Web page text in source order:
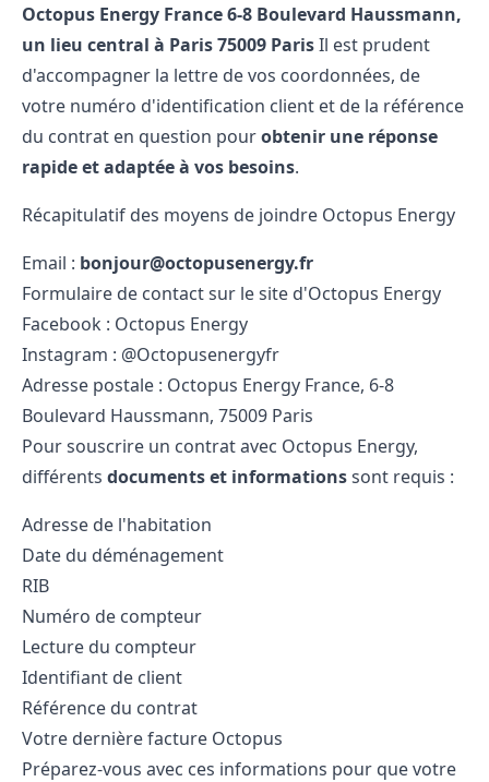
Octopus Energy France6-8 Boulevard Haussmann,
un lieu central à Paris75009 ParisIl est prudent
d'accompagner la lettre de vos coordonnées, de
votre numéro d'identification client et de la référence
du contrat en question pourobtenir une réponse
rapide et adaptée à vos besoins.
Récapitulatif des moyens de joindre Octopus Energy
Email : bonjour@octopusenergy.fr
Formulaire de contact sur le site d'Octopus Energy
Facebook : Octopus Energy
Instagram : @Octopusenergyfr
Adresse postale : Octopus Energy France, 6-8
Boulevard Haussmann, 75009 Paris
Pour souscrire un contrat avec Octopus Energy,
différents documents et informationssont requis :
Adresse de l'habitation
Date du déménagement
RIB
Numéro de compteur
Lecture du compteur
Identifiant de client
Référence du contrat
Votre dernière facture Octopus
Préparez-vous avec ces informations pour que votre